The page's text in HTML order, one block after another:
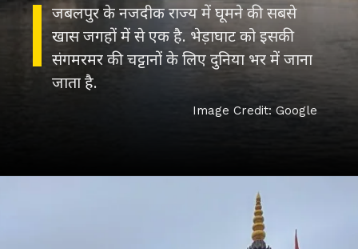
जबलपुर के नजदीक राज्य में घूमने की सबसे
खास जगहों में से एक है. भेड़ाघाट को इसकी
संगमरमर की चट्टानों के लिए दुनिया भर में जाना
जाता है.
Image Credit: Google